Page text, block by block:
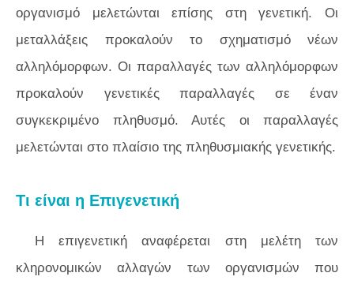
οργανισμό μελετώνται επίσης στη γενετική. Οι
μεταλλάξεις προκαλούν το σχηματισμό νέων
αλληλόμορφων. Οι παραλλαγές των αλληλόμορφων
προκαλούν γενετικές παραλλαγές σε έναν
συγκεκριμένο πληθυσμό. Αυτές οι παραλλαγές
μελετώνται στο πλαίσιο της πληθυσμιακής γενετικής.
Τι είναι η Επιγενετική
Η επιγενετική αναφέρεται στη μελέτη των
κληρονομικών αλλαγών των οργανισμών που